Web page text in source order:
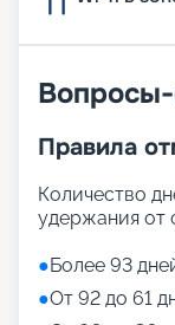
Правила
Количество
удержания от
●Более 93
●От 92 до 61